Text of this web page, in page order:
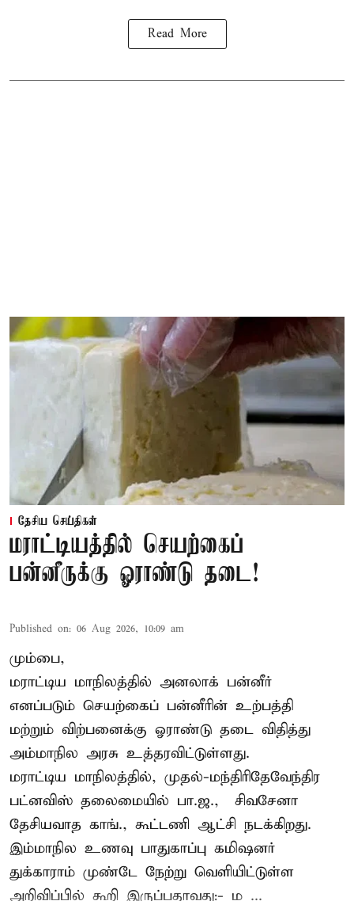
Read More
தேசிய செய்திகள்
மராட்டியத்தில் செயற்கைப்
பன்னீருக்கு ஓராண்டு தடை!
Published on: 06 Aug 2026, 10:09 am
மும்பை,
மராட்டிய மாநிலத்தில் அனலாக் பன்னீர்
எனப்படும் செயற்கைப் பன்னீரின் உற்பத்தி
மற்றும் விற்பனைக்கு ஓராண்டு தடை விதித்து
அம்மாநில அரசு உத்தரவிட்டுள்ளது.
மராட்டிய மாநிலத்தில், முதல்-மந்திரிதேவேந்திர
பட்னவிஸ் தலைமையில் பா.ஜ., – சிவசேனா –
தேசியவாத காங்., கூட்டணி ஆட்சி நடக்கிறது.
இம்மாநில உணவு பாதுகாப்பு கமிஷனர்
துக்காராம் முண்டே நேற்று வெளியிட்டுள்ள
அறிவிப்பில் கூறி இருப்பதாவது:- ம ...